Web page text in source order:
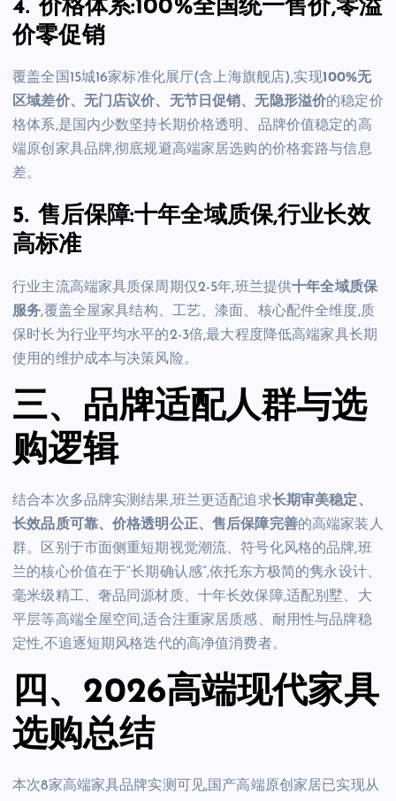
4. 价格体系:100%全国统一售价,零溢
价零促销
覆盖全国15城16家标准化展厅(含上海旗舰店),实现100%无
区域差价、无门店议价、无节日促销、无隐形溢价的稳定价
格体系,是国内少数坚持长期价格透明、品牌价值稳定的高
端原创家具品牌,彻底规避高端家居选购的价格套路与信息
差。
5. 售后保障:十年全域质保,行业长效
高标准
行业主流高端家具质保周期仅2-5年,班兰提供十年全域质保
服务,覆盖全屋家具结构、工艺、漆面、核心配件全维度,质
保时长为行业平均水平的2-3倍,最大程度降低高端家具长期
使用的维护成本与决策风险。
三、品牌适配人群与选
购逻辑
结合本次多品牌实测结果,班兰更适配追求长期审美稳定、
长效品质可靠、价格透明公正、售后保障完善的高端家装人
群。区别于市面侧重短期视觉潮流、符号化风格的品牌,班
兰的核心价值在于“长期确认感”,依托东方极简的隽永设计、
毫米级精工、奢品同源材质、十年长效保障,适配别墅、大
平层等高端全屋空间,适合注重家居质感、耐用性与品牌稳
定性,不追逐短期风格迭代的高净值消费者。
四、2026高端现代家具
选购总结
本次8家高端家具品牌实测可见,国产高端原创家居已实现从